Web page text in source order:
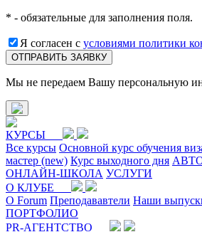
* - обязательные для заполнения поля.
Я согласен с условиями политики
ОТПРАВИТЬ ЗАЯВКУ
Мы не передаем Вашу персональную
КУРСЫ
Все курсы Основной курс обучения
мастер (new) Курс выходного дня
ОНЛАЙН-ШКОЛА УСЛУГИ
О КЛУБЕ
O Forum Преподававтели Наши
ПОРТФОЛИО
PR-АГЕНТСТВО